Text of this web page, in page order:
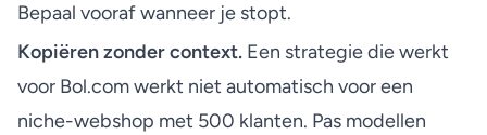
Bepaal vooraf wanneer je stopt.
Kopiëren zonder context. Een strategie die werkt
voor Bol.comwerkt niet automatisch voor een
niche-webshop met 500 klanten. Pas modellen